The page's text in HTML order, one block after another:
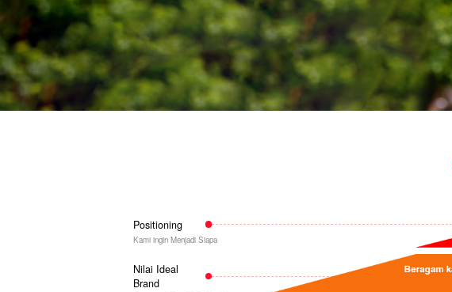
Positioning
Kami ingin Menjadi Siapa
Nilai Ideal
Brand